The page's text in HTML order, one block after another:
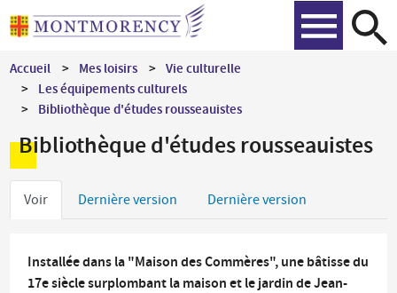
Aller
au
principal
Accueil Mes loisirs
Vie culturelle
Les équipements culturels
Bibliothèque d'études rousseauistes
Bibliothèque d'études rousseauistes
Onglets
Voir Dernière version Dernière version
Installée dans la "Maison des Commères", une bâtisse du
17e siècle surplombant la maison et le jardin de Jean-